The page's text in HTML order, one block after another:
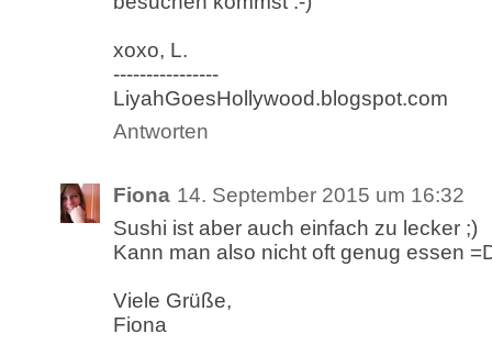
xoxo, L.
----------------
LiyahGoesHollywood.blogspot.com
Antworten
Fiona 14. September 2015 um 16:32
Sushi ist aber auch einfach zu lecker ;)
Kann man also nicht oft genug essen
Viele Grüße,
Fiona